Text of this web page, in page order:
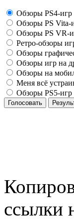
Обзоры PS4-игр
Обзоры PS Vita-
Обзоры PS VR-
Ретро-обзоры
Обзоры
Обзоры игр на
Обзоры на
Меня всё
Обзоры PS5-игр
Голосовать
ссылки